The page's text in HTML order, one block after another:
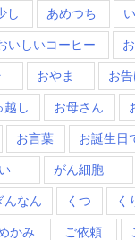
し あめつち
いしいコーヒー
おやま お
越し お母さん
お言葉 お誕生日
がん細胞
んなん くつ く
かみ ご依頼